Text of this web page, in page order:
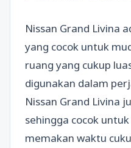
Nissan Grand Livina
yang cocok untuk
ruang yang cukup
digunakan dalam
Nissan Grand Livina
sehingga cocok
memakan waktu